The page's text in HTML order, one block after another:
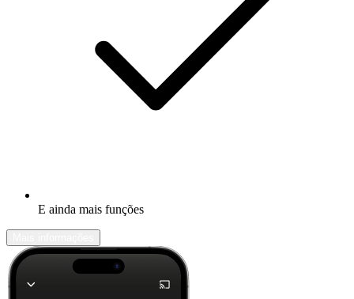
E ainda mais funções